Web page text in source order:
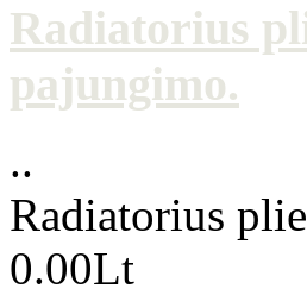
Radiatorius
pajungimo.
..
Radiatorius
0.00Lt